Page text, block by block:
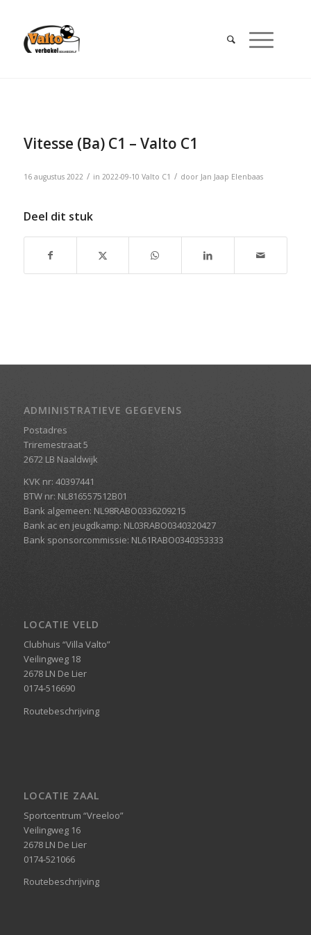
Vitesse (Ba) C1 – Valto C1
16 augustus 2022 / in 2022-09-10 Valto C1 / door Jan Jaap Elenbaas
Deel dit stuk
ADMINISTRATIEVE GEGEVENS
Postadres
Triremestraat 5
2672 LB Naaldwijk
KVK nr: 40397441
BTW nr: NL816557512B01
Bank algemeen: NL98RABO0336209215
Bank ac en jeugdkamp: NL03RABO0340320427
Bank sponsorcommissie: NL61RABO0340353333
LOCATIE VELD
Clubhuis “Villa Valto”
Veilingweg 18
2678 LN De Lier
0174-516690
Routebeschrijving
LOCATIE ZAAL
Sportcentrum “Vreeloo”
Veilingweg 16
2678 LN De Lier
0174-521066
Routebeschrijving